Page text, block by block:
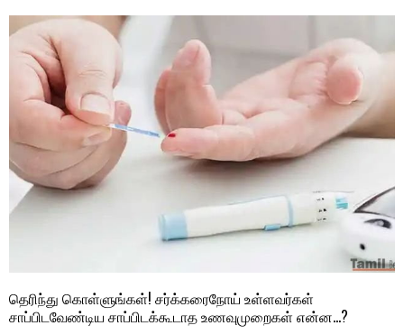
தெரிந்து கொள்ளுங்கள்! சர்க்கரைநோய் உள்ளவர்கள்
சாப்பிடவேண்டிய சாப்பிடக்கூடாத உணவுமுறைகள் என்ன…?